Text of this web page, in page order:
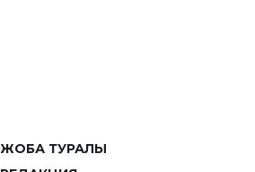
ЖОБА ТУРАЛЫ